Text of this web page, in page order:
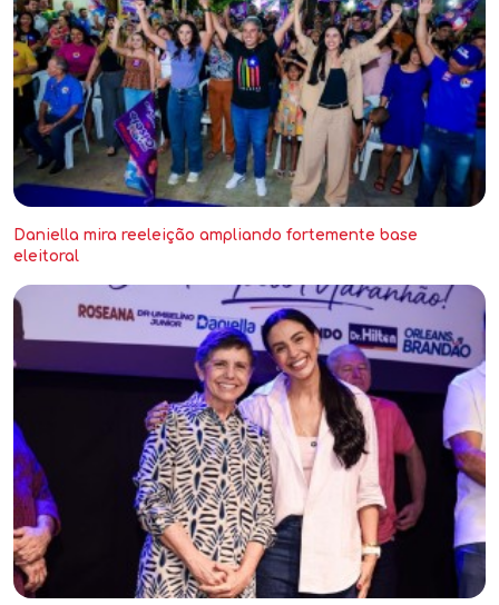
Daniella mira reeleição ampliando fortemente base
eleitoral